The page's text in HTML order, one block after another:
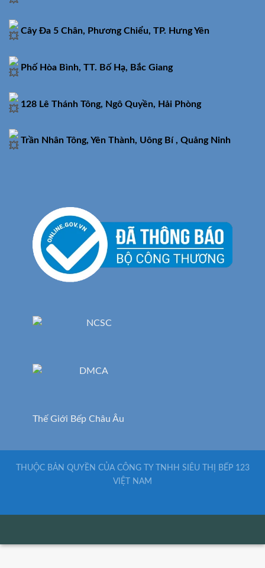
Cây Đa 5 Chân, Phương Chiểu, TP. Hưng Yên
Phố Hòa Bình, TT. Bố Hạ, Bắc Giang
128 Lê Thánh Tông, Ngô Quyền, Hải Phòng
Trần Nhân Tông, Yên Thành, Uông Bí , Quảng Ninh
Thế Giới Bếp Châu Âu
THUỘC BẢN QUYỀN CỦA CÔNG TY TNHH SIÊU THỊ BẾP 123
VIỆT NAM